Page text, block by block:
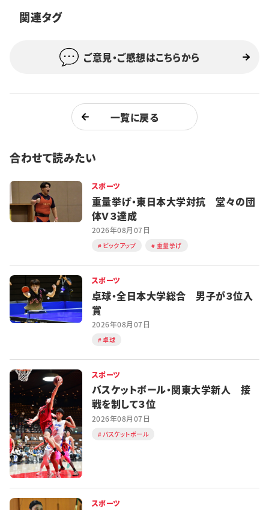
関連タグ
ご意見・ご感想はこちらから
一覧に戻る
合わせて読みたい
スポーツ
重量挙げ・東日本大学対抗 堂々の団
体Ｖ３達成
2026年08月07日
ピックアップ 重量挙げ
スポーツ
卓球・全日本大学総合 男子が３位入
賞
2026年08月07日
卓球
スポーツ
バスケットボール・関東大学新人 接
戦を制して３位
2026年08月07日
バスケットボール
スポーツ